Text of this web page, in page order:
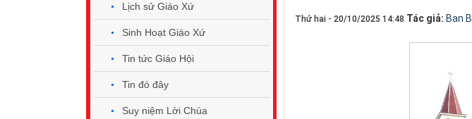
Thứ hai - 20/10/2025 14:48 Tác giả: Ban
Lịch sử Giáo Xứ
Sinh Hoạt Giáo Xứ
Tin tức Giáo Hội
Tin đó đây
Suy niệm Lời Chúa